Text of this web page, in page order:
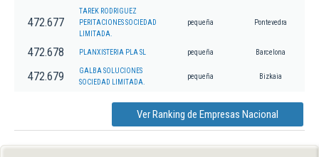
472.677
TAREK RODRIGUEZ
PERITACIONES SOCIEDAD
LIMITADA.
pequeña Pontevedra
472.678 PLANXISTERIA PLA SL pequeña Barcelona
472.679
GALBA SOLUCIONES
SOCIEDAD LIMITADA.
pequeña Bizkaia
Ver Ranking de Empresas Nacional